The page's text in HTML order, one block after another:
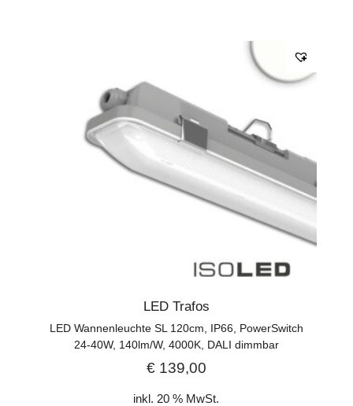
LED Trafos
LED Wannenleuchte SL 120cm, IP66, PowerSwitch
24-40W, 140lm/W, 4000K, DALI dimmbar
€139,00
inkl. 20 % MwSt.